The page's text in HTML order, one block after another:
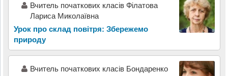
Вчитель початкових класів Філатова
Лариса Миколаївна
Урок про склад повітря: Збережемо
природу
Вчитель початкових класів Бондаренко